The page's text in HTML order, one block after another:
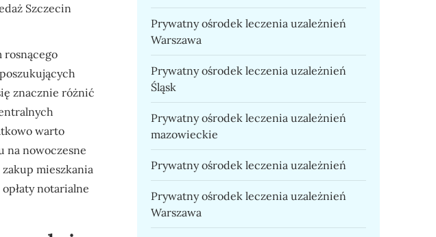
Szczecin
rosnącego
znacznie różnić
warto
na nowoczesne
mieszkania
notarialne
Prywatny ośrodek leczenia uzależnień
Warszawa
Prywatny ośrodek leczenia uzależnień
Śląsk
Prywatny ośrodek leczenia uzależnień
mazowieckie
Prywatny ośrodek leczenia uzależnień
Prywatny ośrodek leczenia uzależnień
Warszawa